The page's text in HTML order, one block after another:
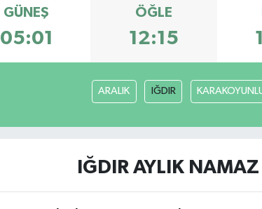
GÜNEŞ
05:01
ÖĞLE
12:15
ARALIK IĞDIR
IĞDIR AYLIK NAMAZ